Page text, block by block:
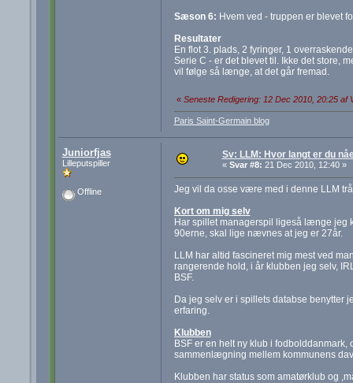
Sæson 6: Hvem ved - truppen er blevet
Resultater
En flot 3. plads, 2 fyringer, 1
Serie C - er det blevet til. Ikke det store,
vil følge så længe, at det går fremad.
« Seneste Redigering: 12 Dec 2010, 20:25 af
Paris Saint-Germain blog
Juniorfjas
Lilleputspiller
Offline
Sv: LLM: Hvor langt er du
« Svar #8: 21 Dec 2010, 12:40 »
Jeg vil da osse være med i denne LLM
Kort om mig selv
Har spillet managerspil ligeså længe jeg
90erne, skal lige nævnes at jeg er 27år.
LLM har altid fascineret mig mest ved
rangerende hold, i år klubben jeg selv,
BSF.
Da jeg selv er i spillets databse benytter
erfaring.
Klubben
BSF er en helt ny klub i
sammenlægning mellem kommunens
Klubben har status som amatørklub og